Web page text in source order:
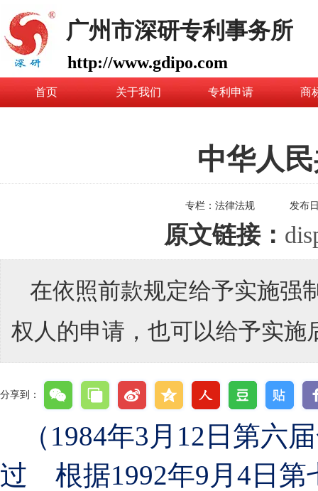
广州市深研专利事务所
http://www.gdipo.com
首页 关于我们 专利申请 商
中华人
专栏： 法律法规 发布
原文链接：
在依照前款规定给予实施强
权人的申请，也可以给予实
分享到：
（1984年3月12日第六
过 根据1992年9月4日第